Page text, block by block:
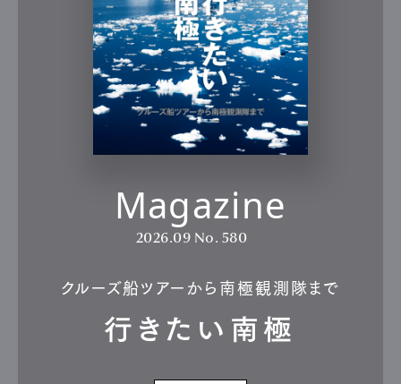
Magazine
2026.09 No. 580
クルーズ船ツアーから南極観測隊まで
行きたい南極